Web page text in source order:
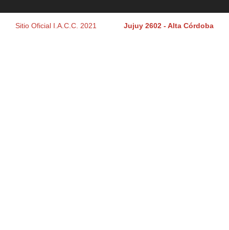
Sitio Oficial I.A.C.C. 2021 Jujuy 2602 - Alta Córdoba